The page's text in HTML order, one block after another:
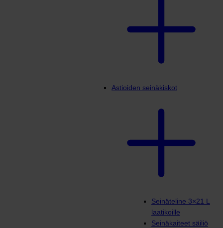
Astioiden seinäkiskot
Seinäteline 3×21 L
laatikoille
Seinäkaiteet säiliö